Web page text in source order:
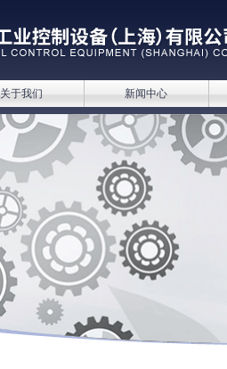
关于我们 新闻中心